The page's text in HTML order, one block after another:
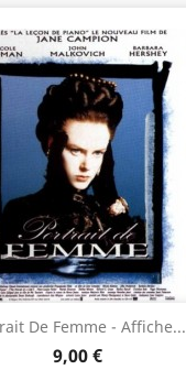
De Femme - Affiche...
9,00 €
 Aperçu rapide